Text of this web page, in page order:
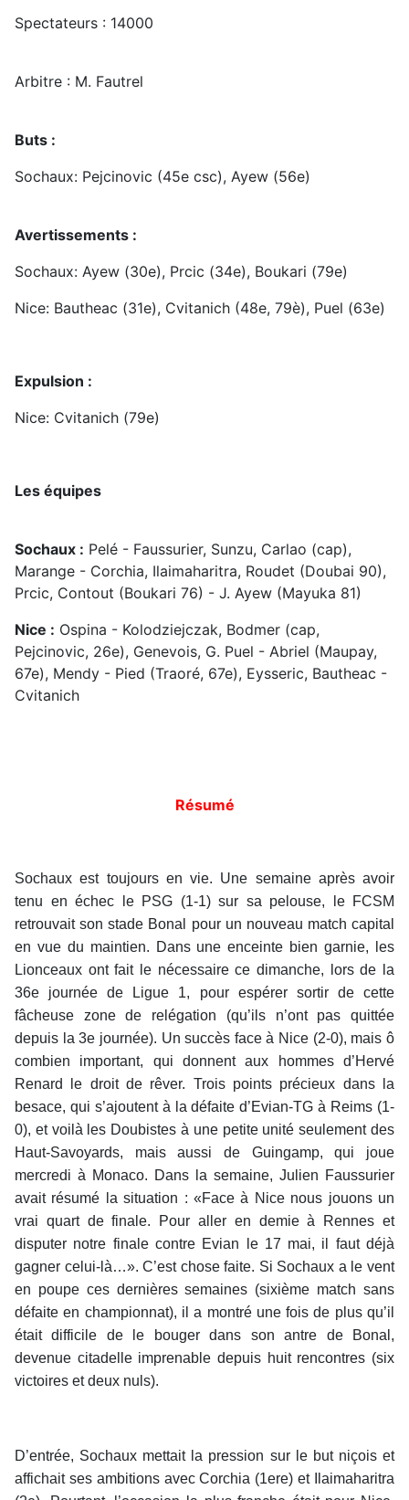
Spectateurs : 14000
Arbitre : M. Fautrel
Buts :
Sochaux: Pejcinovic (45e csc), Ayew (56e)
Avertissements :
Sochaux: Ayew (30e), Prcic (34e), Boukari (79e)
Nice: Bautheac (31e), Cvitanich (48e, 79è), Puel (63e)
Expulsion :
Nice: Cvitanich (79e)
Les équipes
Sochaux : Pelé - Faussurier, Sunzu, Carlao (cap),
Marange - Corchia, Ilaimaharitra, Roudet (Doubai 90),
Prcic, Contout (Boukari 76) - J. Ayew (Mayuka 81)
Nice : Ospina - Kolodziejczak, Bodmer (cap,
Pejcinovic, 26e), Genevois, G. Puel - Abriel (Maupay,
67e), Mendy - Pied (Traoré, 67e), Eysseric, Bautheac -
Cvitanich
Résumé
Sochaux est toujours en vie. Une semaine après avoir
tenu en échec le PSG (1-1) sur sa pelouse, le FCSM
retrouvait son stade Bonal pour un nouveau match capital
en vue du maintien. Dans une enceinte bien garnie, les
Lionceaux ont fait le nécessaire ce dimanche, lors de la
36e journée de Ligue 1, pour espérer sortir de cette
fâcheuse zone de relégation (qu’ils n’ont pas quittée
depuis la 3e journée). Un succès face à Nice (2-0), mais ô
combien important, qui donnent aux hommes d’Hervé
Renard le droit de rêver. Trois points précieux dans la
besace, qui s’ajoutent à la défaite d’Evian-TG à Reims (1-
0), et voilà les Doubistes à une petite unité seulement des
Haut-Savoyards, mais aussi de Guingamp, qui joue
mercredi à Monaco. Dans la semaine, Julien Faussurier
avait résumé la situation : «Face à Nice nous jouons un
vrai quart de finale. Pour aller en demie à Rennes et
disputer notre finale contre Evian le 17 mai, il faut déjà
gagner celui-là…». C’est chose faite. Si Sochaux a le vent
en poupe ces dernières semaines (sixième match sans
défaite en championnat), il a montré une fois de plus qu’il
était difficile de le bouger dans son antre de Bonal,
devenue citadelle imprenable depuis huit rencontres (six
victoires et deux nuls).
D’entrée, Sochaux mettait la pression sur le but niçois et
affichait ses ambitions avec Corchia (1ere) et Ilaimaharitra